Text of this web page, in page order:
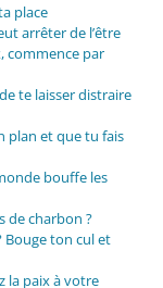
place
arrêter de l’être
commence par
te laisser distraire
plan et que tu fais
bouffe les
de charbon ?
Bouge ton cul et
la paix à votre